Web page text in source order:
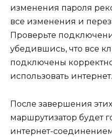
изменения пароля
все изменения и
Проверьте
убедившись, что все
подключены
использовать интернет.
После завершения
маршрутизатор будет
интернет-